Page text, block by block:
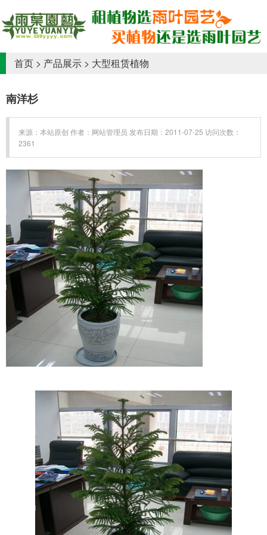
首页 > 产品展示 > 大型租赁植物
南洋杉
来源：本站原创 作者：网站管理员 发布日期：2011-07-25 访问次数：
2361